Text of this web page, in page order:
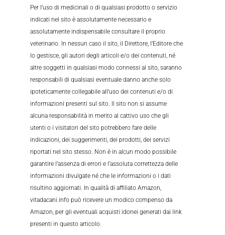
Per l’uso di medicinali o di qualsiasi prodotto o servizio
indicati nel sito è assolutamente necessario e
assolutamente indispensabile consultare il proprio
veterinario. In nessun caso il sito, il Direttore, l’Editore che
lo gestisce, gli autori degli articoli e/o dei contenuti, né
altre soggetti in qualsiasi modo connessi al sito, saranno
responsabili di qualsiasi eventuale danno anche solo
ipoteticamente collegabile all’uso dei contenuti e/o di
informazioni presenti sul sito. Il sito non si assume
alcuna responsabilità in merito al cattivo uso che gli
utenti o i visitatori del sito potrebbero fare delle
indicazioni, dei suggerimenti, dei prodotti, dei servizi
riportati nel sito stesso. Non è in alcun modo possibile
garantire l’assenza di errori e l’assoluta correttezza delle
informazioni divulgate né che le informazioni o i dati
risultino aggiornati. In qualità di affiliato Amazon,
vitadacani.info può ricevere un modico compenso da
Amazon, per gli eventuali acquisti idonei generati dai link
presenti in questo articolo.